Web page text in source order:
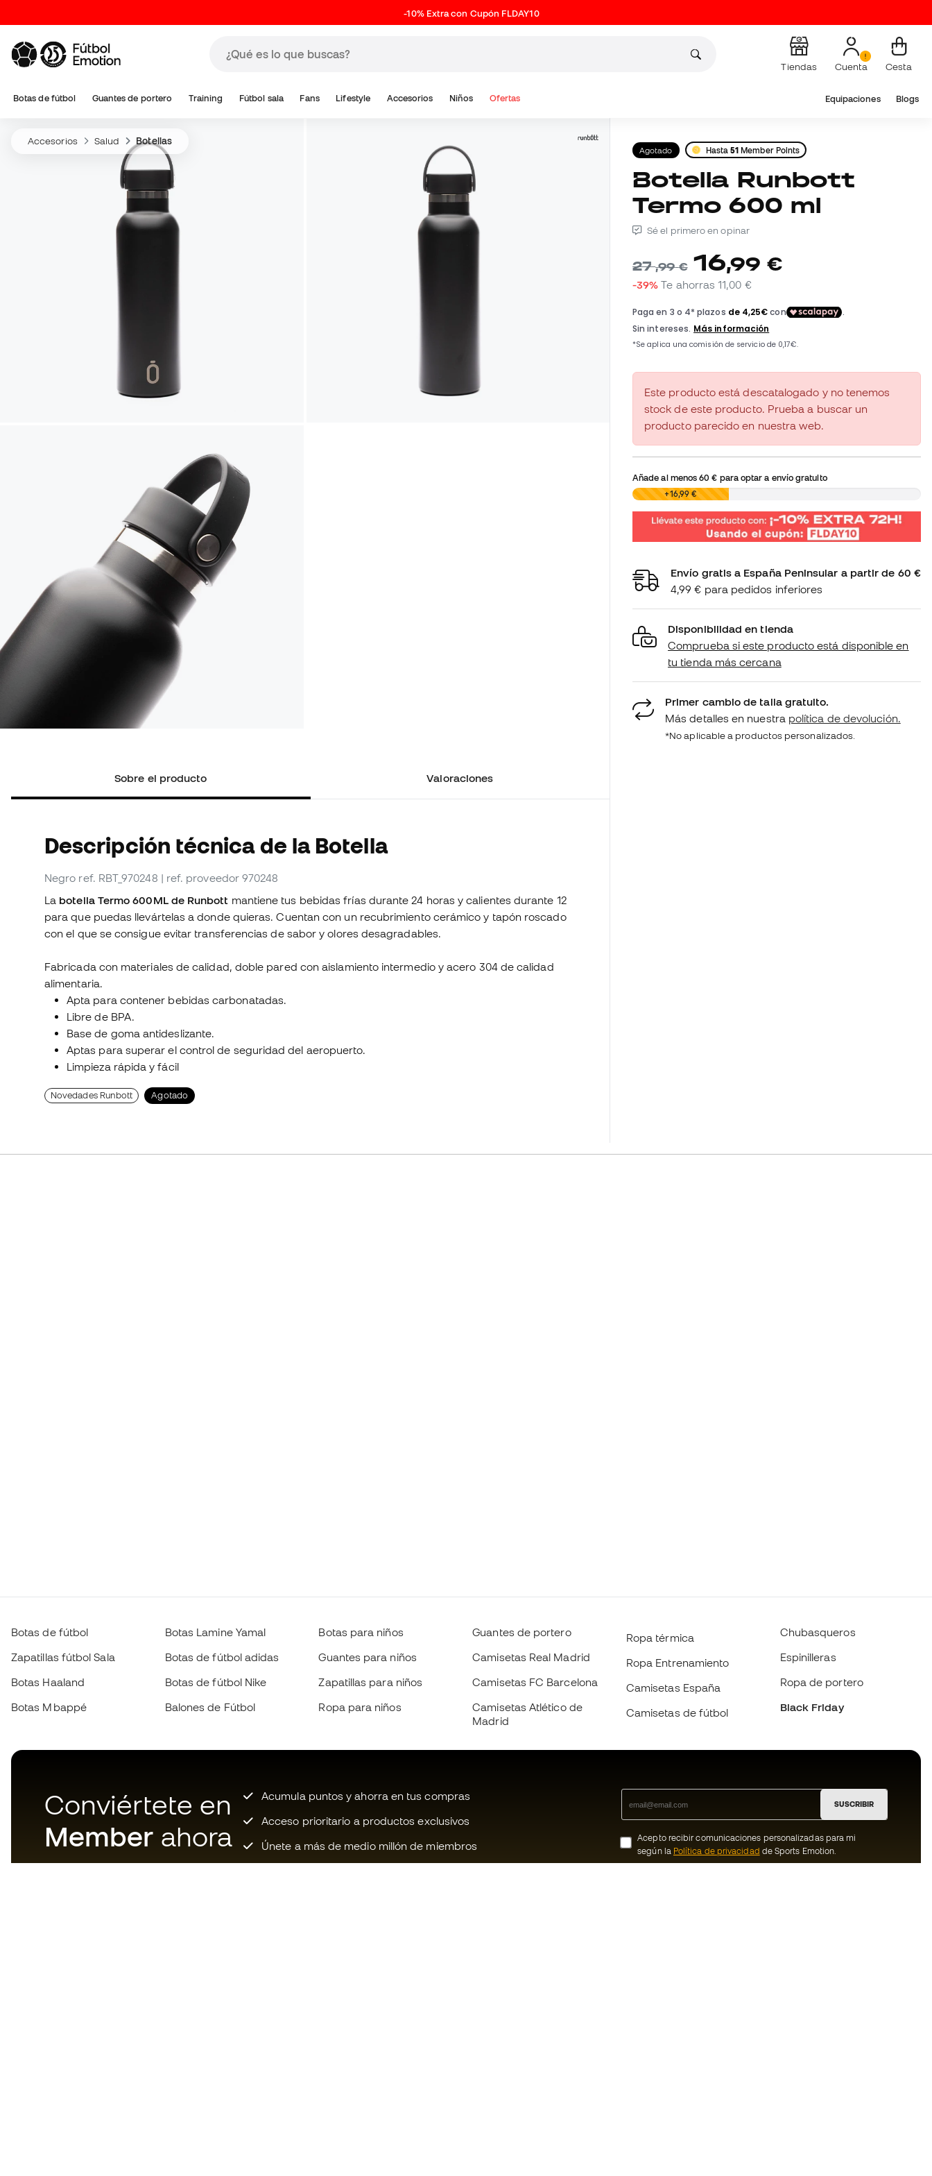
-10% Extra con Cupón FLDAY10
Tiendas Cuenta Cesta
Botas de fútbol Guantes de portero Training Fútbol sala Fans Lifestyle Accesorios Niños Ofertas Equipaciones Blogs
Accesorios Salud Botellas
Sobre el producto Valoraciones
Descripción técnica de la Botella
Negro ref. RBT_970248 | ref. proveedor 970248
La botella Termo 600ML de Runbott mantiene tus bebidas frías durante 24 horas y calientes durante 12
para que puedas llevártelas a donde quieras. Cuentan con un recubrimiento cerámico y tapón roscado
con el que se consigue evitar transferencias de sabor y olores desagradables.
Fabricada con materiales de calidad, doble pared con aislamiento intermedio y acero 304 de calidad
alimentaria.
Apta para contener bebidas carbonatadas.
Libre de BPA.
Base de goma antideslizante.
Aptas para superar el control de seguridad del aeropuerto.
Limpieza rápida y fácil
Novedades Runbott Agotado
Agotado Hasta51 Member Points
Botella Runbott
Termo 600 ml
Sé el primero en opinar
27,99 € 16,99 €
-39% Te ahorras11,00 €
Este producto está descatalogado y no tenemos
stock de este producto. Prueba a buscar un
producto parecido en nuestra web.
Añade al menos60 € para optar a envío gratuito
0,00 € +16,99 €
Envío gratis a España Peninsular a partir de 60 €
4,99 € para pedidos inferiores
Disponibilidad en tienda
Comprueba si este producto está disponible en
tu tienda más cercana
Primer cambio de talla gratuito.
Más detalles en nuestra política de devolución.
*No aplicable a productos personalizados.
Botas de fútbol
Zapatillas fútbol Sala
Botas Haaland
Botas Mbappé
Botas Lamine Yamal
Botas de fútbol adidas
Botas de fútbol Nike
Balones de Fútbol
Botas para niños
Guantes para niños
Zapatillas para niños
Ropa para niños
Guantes de portero
Camisetas Real Madrid
Camisetas FC Barcelona
Camisetas Atlético de
Madrid
Ropa térmica
Ropa Entrenamiento
Camisetas España
Camisetas de fútbol
Chubasqueros
Espinilleras
Ropa de portero
Black Friday
Conviértete en
Member ahora
Acumula puntos y ahorra en tus compras
Acceso prioritario a productos exclusivos
Únete a más de medio millón de miembros
SUSCRIBIR
Acepto recibir comunicaciones personalizadas para mi
según la Política de privacidad de Sports Emotion.